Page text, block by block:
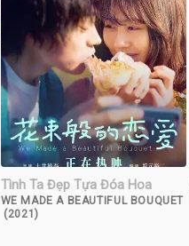
Tình Ta Đẹp Tựa Đóa Hoa
WE MADE A BEAUTIFUL BOUQUET
(2021)